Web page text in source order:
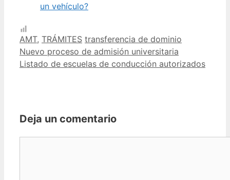
un vehículo?
Categorías
AMT, TRÁMITES Etiquetas
transferencia de dominio
Nuevo proceso de admisión universitaria
Listado de escuelas de conducción autorizados
Deja un comentario